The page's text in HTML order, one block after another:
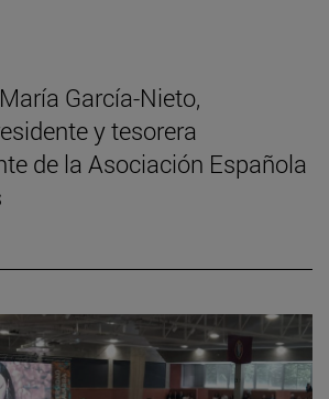
García-Nieto,
y tesorera
de la Asociación Española